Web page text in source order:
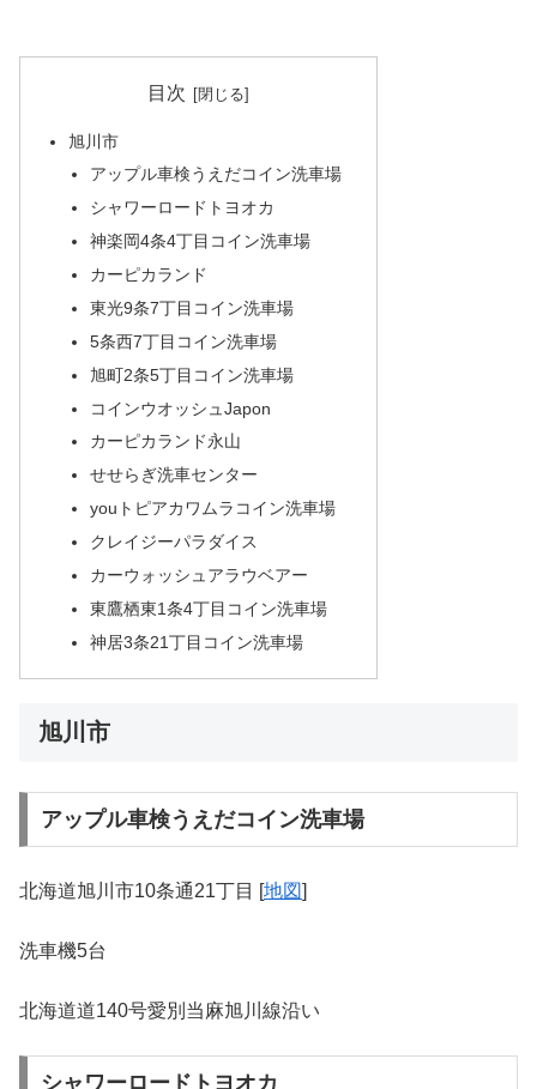
目次
旭川市
アップル車検うえだコイン洗車場
シャワーロードトヨオカ
神楽岡4条4丁目コイン洗車場
カーピカランド
東光9条7丁目コイン洗車場
5条西7丁目コイン洗車場
旭町2条5丁目コイン洗車場
コインウオッシュJapon
カーピカランド永山
せせらぎ洗車センター
youトピアカワムラコイン洗車場
クレイジーパラダイス
カーウォッシュアラウベアー
東鷹栖東1条4丁目コイン洗車場
神居3条21丁目コイン洗車場
旭川市
アップル車検うえだコイン洗車場
北海道旭川市10条通21丁目 [地図]
洗車機5台
北海道道140号愛別当麻旭川線沿い
シャワーロードトヨオカ